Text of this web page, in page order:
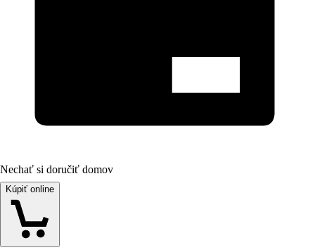
Nechať si doručiť domov
Kúpiť online